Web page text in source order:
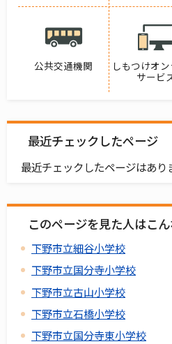
公共交通機関
しもつけオ
サービ
最近チェックしたページ
最近チェックしたページはあり
このページを見た人はこ
下野市立細谷小学校
下野市立国分寺小学校
下野市立古山小学校
下野市立石橋小学校
下野市立国分寺東小学校